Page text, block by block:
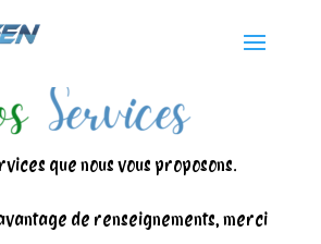
que nous vous proposons.
de renseignements, merci